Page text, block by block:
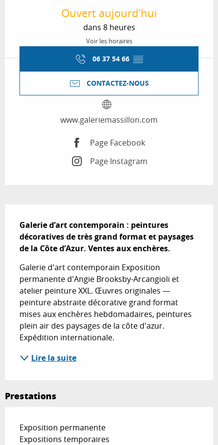
Ouvert aujourd'hui
dans 8 heures
Voir les horaires
06 37 54 66 ▒▒
CONTACTEZ-NOUS
www.galeriemassillon.com
Page Facebook
Page Instagram
Galerie d’art contemporain : peintures
décoratives de très grand format et paysages
de la Côte d’Azur. Ventes aux enchères.
Galerie d'art contemporain Exposition
permanente d'Angie Brooksby-Arcangioli et
atelier peinture XXL. Œuvres originales —
peinture abstraite décorative grand format
mises aux enchères hebdomadaires, peintures
plein air des paysages de la côte d'azur.
Expédition internationale.
Lire la suite
Prestations
Exposition permanente
Expositions temporaires